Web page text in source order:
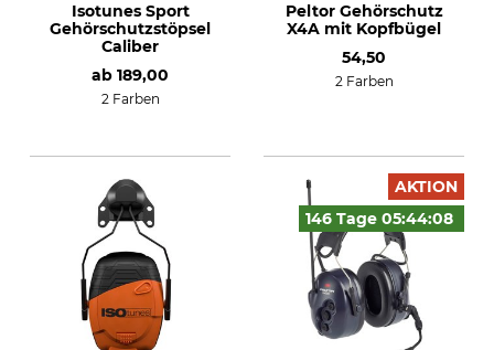
Isotunes Sport
Gehörschutzstöpsel
Caliber
ab 189,00
2 Farben
Peltor Gehörschutz
X4A mit Kopfbügel
54,50
2 Farben
AKTION
146 Tage 05:44:07